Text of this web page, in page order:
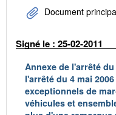
Document
Signé le : 25-02-2011
Annexe de l'arrêté
l'arrêté du 4 mai
exceptionnels de
véhicules et